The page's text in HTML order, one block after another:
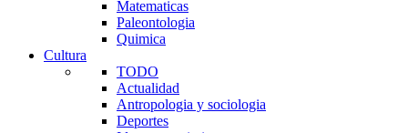
Matematicas
Paleontologia
Quimica
Cultura
TODO
Actualidad
Antropologia y sociologia
Deportes